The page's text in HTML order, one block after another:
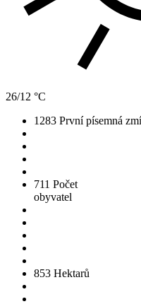
26/12 °C
1283 První písemná
711 Počet
obyvatel
853 Hektarů